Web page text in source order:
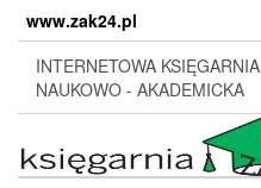
content
www.zak24.pl
INTERNETOWA KSIĘGARNIA
NAUKOWO - AKADEMICKA